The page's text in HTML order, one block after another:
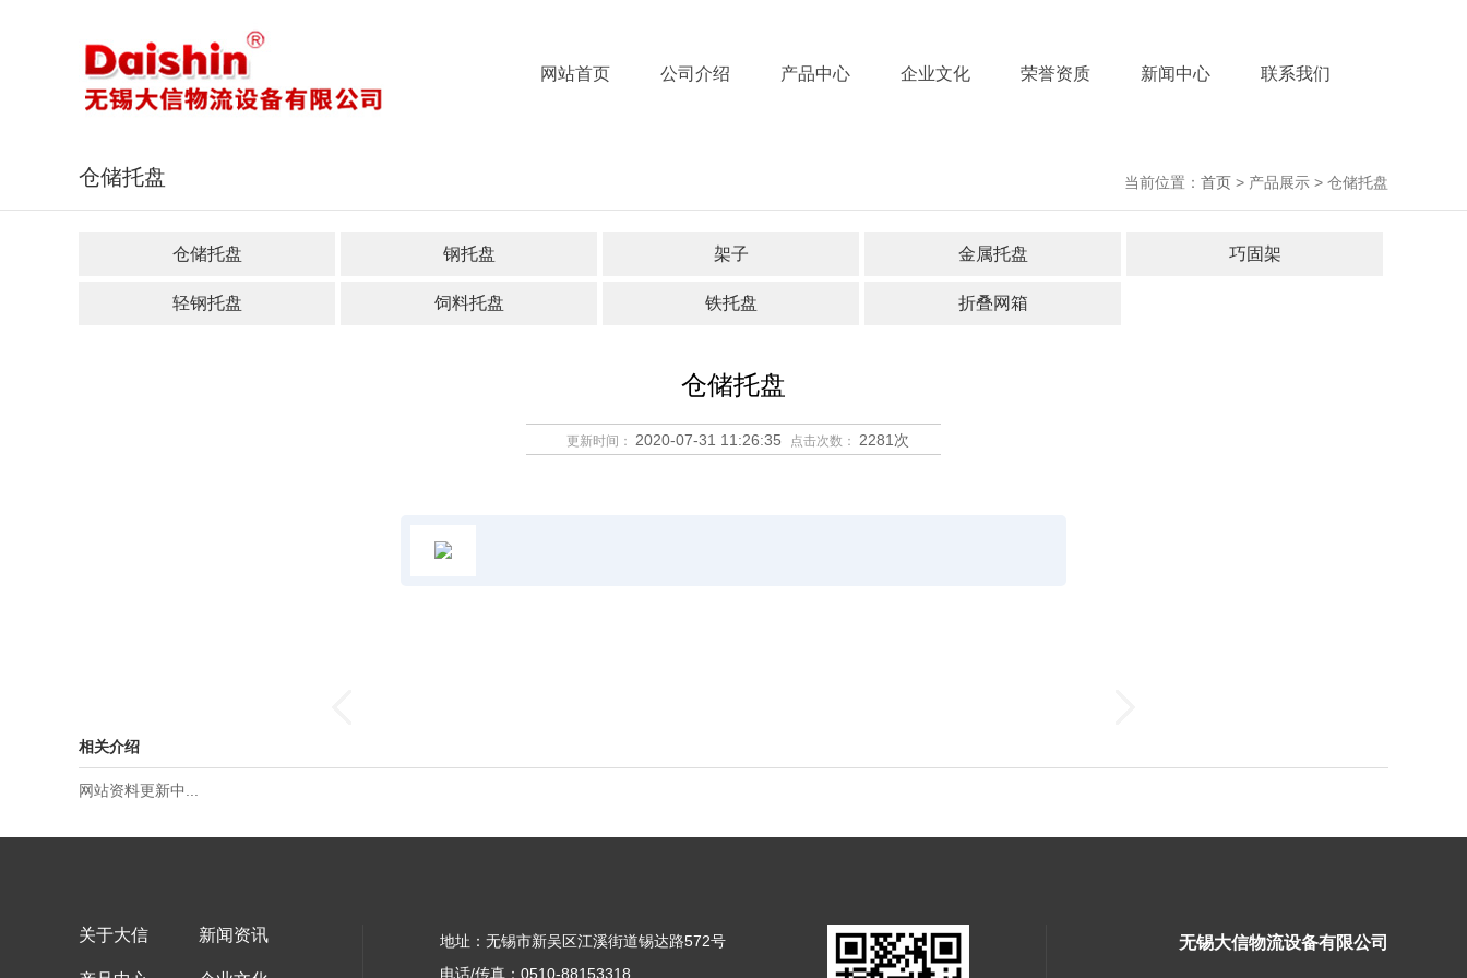
网站首页 公司介绍 产品中心 企业文化 荣誉资质 新闻中心 联系我们
仓储托盘 当前位置： 首页 > 产品展示 > 仓储托盘
仓储托盘 钢托盘 架子 金属托盘 巧固架
轻钢托盘 饲料托盘 铁托盘 折叠网箱
仓储托盘
更新时间： 2020-07-31 11:26:35 点击次数： 2281次
相关介绍
网站资料更新中...
关于大信 新闻资讯
地址：无锡市新吴区江溪街道锡达路572号
电话/传真：0510-88153318
无锡大信物流设备有限公司